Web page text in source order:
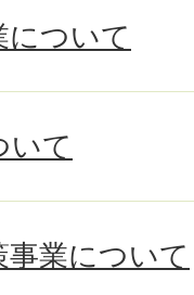
について
いて
事業について